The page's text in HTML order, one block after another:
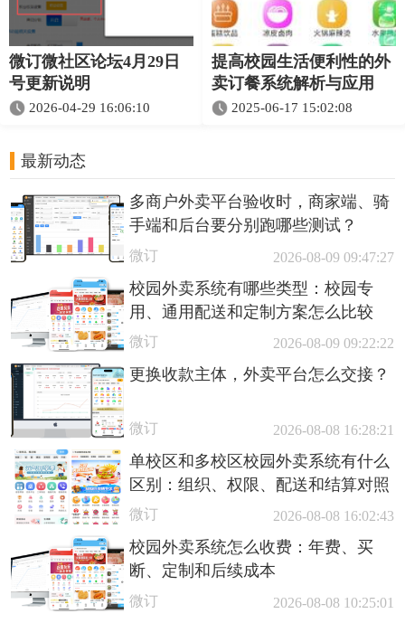
微订微社区论坛4月29日
号更新说明
2026-04-29 16:06:10
提高校园生活便利性的外
卖订餐系统解析与应用
2025-06-17 15:02:08
最新动态
多商户外卖平台验收时，商家端、骑
手端和后台要分别跑哪些测试？
微订 2026-08-09 09:47:27
校园外卖系统有哪些类型：校园专
用、通用配送和定制方案怎么比较
微订 2026-08-09 09:22:22
更换收款主体，外卖平台怎么交接？
微订 2026-08-08 16:28:21
单校区和多校区校园外卖系统有什么
区别：组织、权限、配送和结算对照
微订 2026-08-08 16:02:43
校园外卖系统怎么收费：年费、买
断、定制和后续成本
微订 2026-08-08 10:25:01